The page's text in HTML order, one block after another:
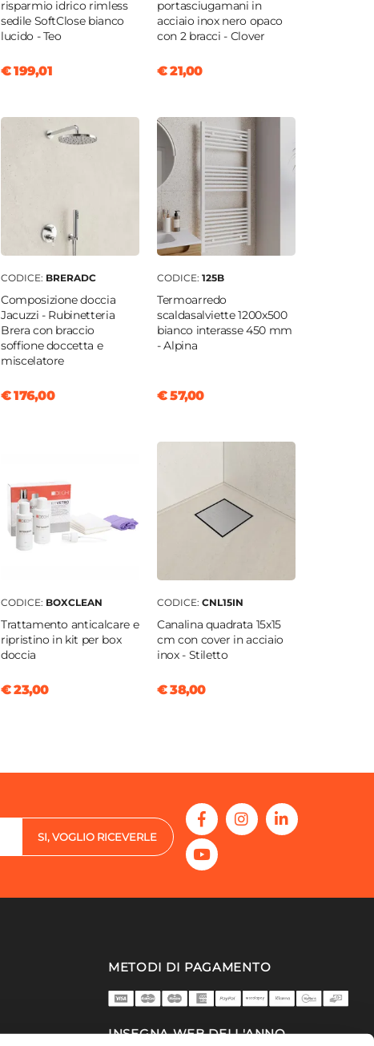
risparmio idrico rimless
sedile SoftClose bianco
lucido - Teo
€ 199,01
portasciugamani in
acciaio inox nero opaco
con 2 bracci - Clover
€ 21,00
CODICE: BRERADC
Composizione doccia
Jacuzzi - Rubinetteria
Brera con braccio
soffione doccetta e
miscelatore
€ 176,00
CODICE: 125B
Termoarredo
scaldasalviette 1200x500
bianco interasse 450 mm
- Alpina
€ 57,00
CODICE: BOXCLEAN
Trattamento anticalcare e
ripristino in kit per box
doccia
€ 23,00
CODICE: CNL15IN
Canalina quadrata 15x15
cm con cover in acciaio
inox - Stiletto
€ 38,00
SI, VOGLIO RICEVERLE
METODI DI PAGAMENTO
INSEGNA WEB DELL'ANNO